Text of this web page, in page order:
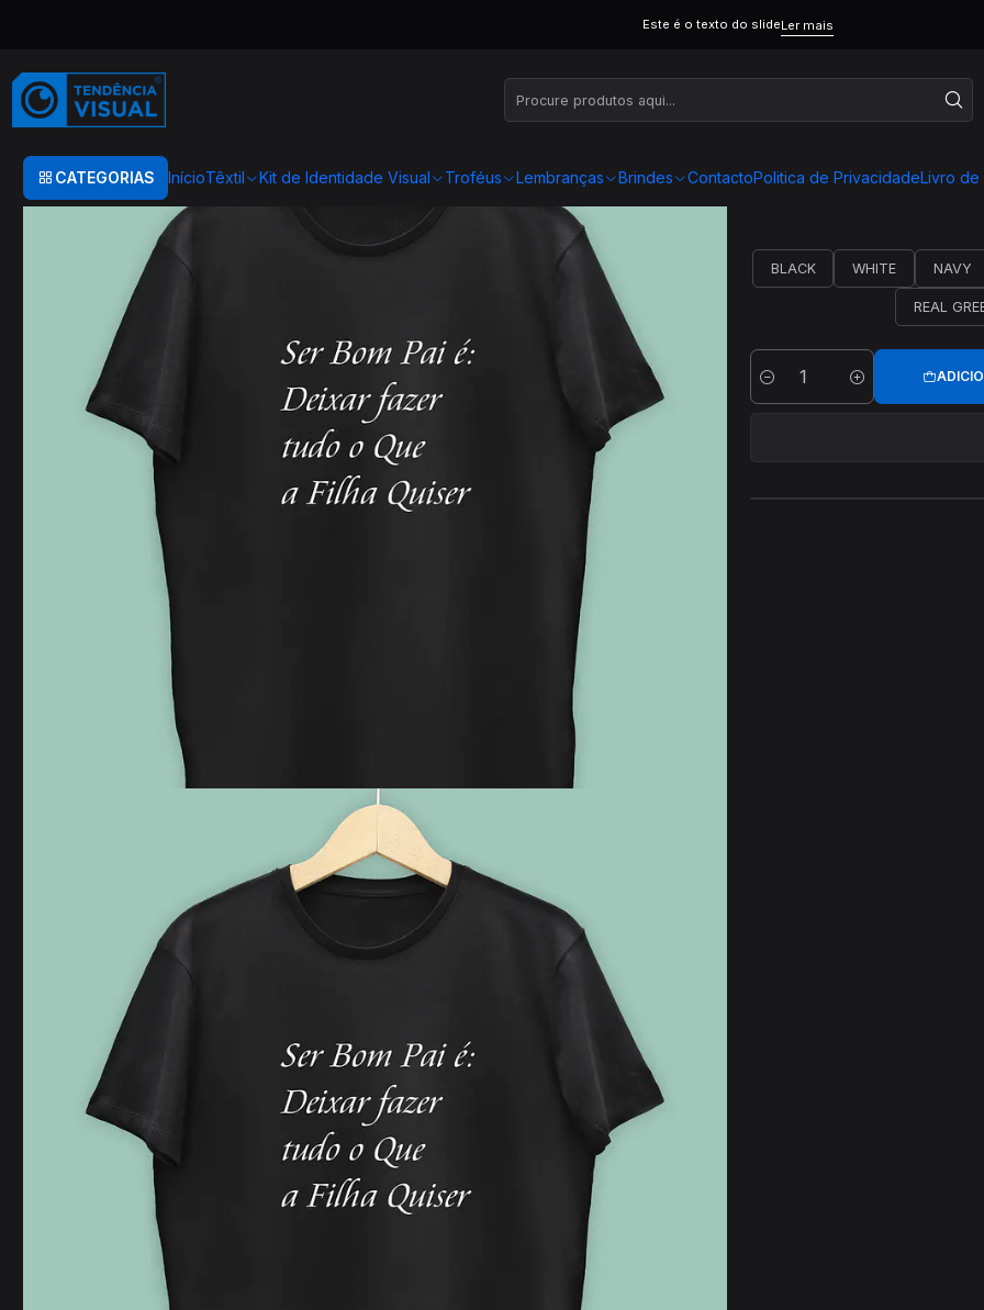
CATEGORIAS InícioTêxtil Kit de Identidade Visual Troféus Lembranças Brindes ContactoPolitica de PrivacidadeLivro de
Este é o texto do slideLer mais
BLACK
WHITE NAVY
REAL
Quantidade